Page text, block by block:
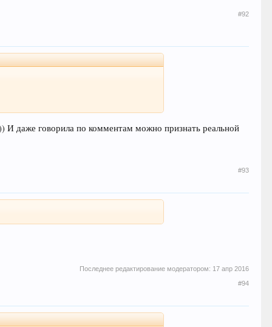
#92
И даже говорила по комментам можно признать реальной
#93
Последнее редактирование модератором: 17 апр 2016
#94